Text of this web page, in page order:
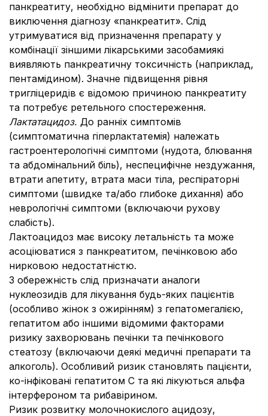
панкреатиту, необхідно відмінити препарат до
виключення діагнозу «панкреатит». Слід
утримуватися від призначення препарату у
комбінації зіншими лікарськими засобамиякі
виявляють панкреатичну токсичність (наприклад,
пентамідином). Значне підвищення рівня
тригліцеридів є відомою причиною панкреатиту
та потребує ретельного спостереження.
Лактатацидоз. До ранніх симптомів
(симптоматична гіперлактатемія) належать
гастроентерологічні симптоми (нудота, блювання
та абдомінальний біль), неспецифічне нездужання,
втрати апетиту, втрата маси тіла, респіраторні
симптоми (швидке та/або глибоке дихання) або
неврологічні симптоми (включаючи рухову
слабість).
Лактоацидоз має високу летальність та може
асоціюватися з панкреатитом, печінковою або
нирковою недостатністю.
З обережність слід призначати аналоги
нуклеозидів для лікування будь-яких пацієнтів
(особливо жінок з ожирінням) з гепатомегалією,
гепатитом або іншими відомими факторами
ризику захворювань печінки та печінкового
стеатозу (включаючи деякі медичні препарати та
алкоголь). Особливий ризик становлять пацієнти,
ко-інфіковані гепатитом С та які лікуються альфа
інтерфероном та рибавірином.
Ризик розвитку молочнокислого ацидозу,